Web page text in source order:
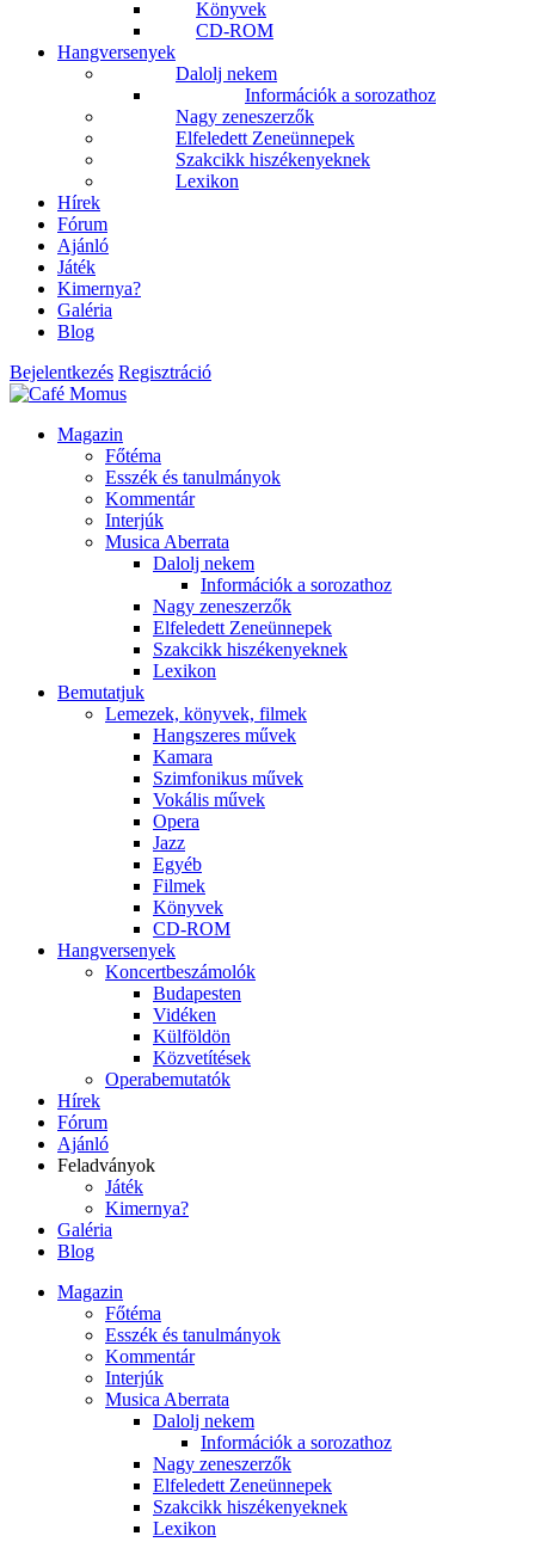
Könyvek
CD-ROM
Hangversenyek
Dalolj nekem
Információk a sorozathoz
Nagy zeneszerzők
Elfeledett Zeneünnepek
Szakcikk hiszékenyeknek
Lexikon
Hírek
Fórum
Ajánló
Játék
Kimernya?
Galéria
Blog
Bejelentkezés Regisztráció
Magazin
Főtéma
Esszék és tanulmányok
Kommentár
Interjúk
Musica Aberrata
Dalolj nekem
Információk a sorozathoz
Nagy zeneszerzők
Elfeledett Zeneünnepek
Szakcikk hiszékenyeknek
Lexikon
Bemutatjuk
Lemezek, könyvek, filmek
Hangszeres művek
Kamara
Szimfonikus művek
Vokális művek
Opera
Jazz
Egyéb
Filmek
Könyvek
CD-ROM
Hangversenyek
Koncertbeszámolók
Budapesten
Vidéken
Külföldön
Közvetítések
Operabemutatók
Hírek
Fórum
Ajánló
Feladványok
Játék
Kimernya?
Galéria
Blog
Magazin
Főtéma
Esszék és tanulmányok
Kommentár
Interjúk
Musica Aberrata
Dalolj nekem
Információk a sorozathoz
Nagy zeneszerzők
Elfeledett Zeneünnepek
Szakcikk hiszékenyeknek
Lexikon